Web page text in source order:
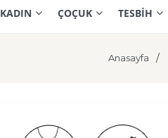
KADIN ÇOÇUK TESBİH
Anasayfa